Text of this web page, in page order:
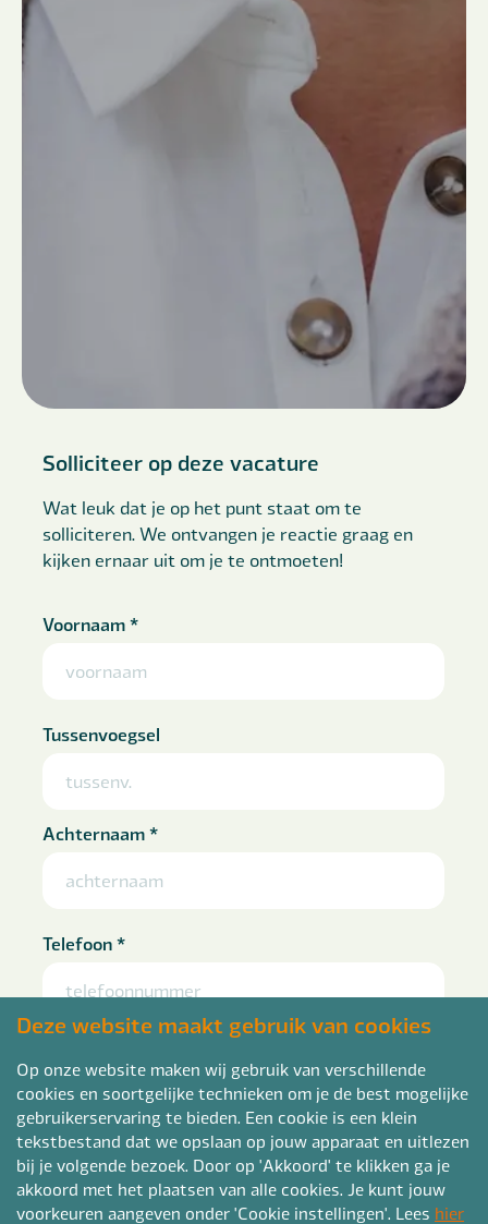
Deze website maakt gebruik van cookies
Op onze website maken wij gebruik van verschillende
cookies en soortgelijke technieken om je de best mogelijke
gebruikerservaring te bieden. Een cookie is een klein
tekstbestand dat we opslaan op jouw apparaat en uitlezen
bij je volgende bezoek. Door op 'Akkoord' te klikken ga je
akkoord met het plaatsen van alle cookies. Je kunt jouw
voorkeuren aangeven onder 'Cookie instellingen'. Lees hier
Solliciteer op deze vacature
Wat leuk dat je op het punt staat om te
solliciteren. We ontvangen je reactie graag en
kijken ernaar uit om je te ontmoeten!
Voornaam*
Tussenvoegsel
Achternaam*
Telefoon*
E-mailadres*
Woonplaats